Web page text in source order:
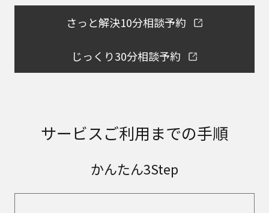
さっと解決10分相談予約
じっくり30分相談予約
サービスご利用までの手順
かんたん3Step